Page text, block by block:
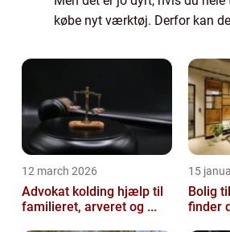
købe nyt værktøj. Derfor kan
12 march 2026
Advokat kolding hjælp til
familieret, arveret og ...
15
Bolig til
finder